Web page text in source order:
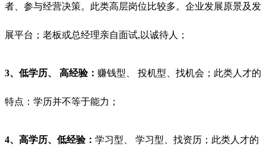
者、参与经营决策。此类高层岗位比较多。企业发展原景及发
展平台；老板或总经理亲自面试,以诚待人；
3、低学历、 高经验： 赚钱型、 投机型、找机会；此类人才的
特点：学历并不等于能力；
4、高学历、低经验： 学习型、 学习型、找资历；此类人才的